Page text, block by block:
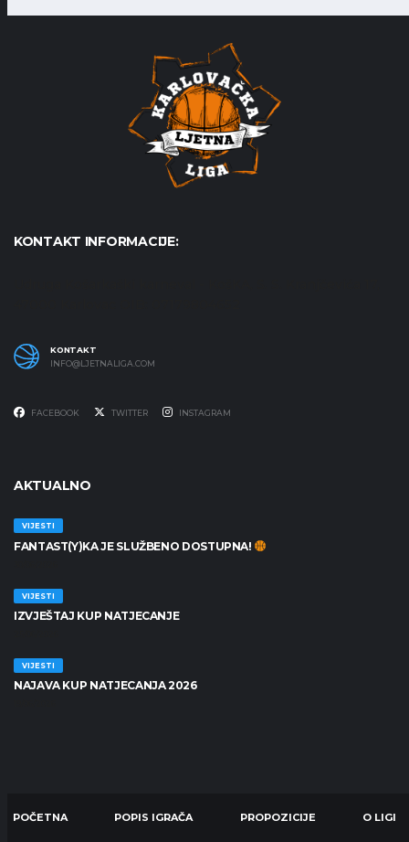
KONTAKT INFORMACIJE:
KONTAKT
INFO@LJETNALIGA.COM
FACEBOOK TWITTER INSTAGRAM
AKTUALNO
VIJESTI
FANTAST(Y)KA JE SLUŽBENO DOSTUPNA!
VIJESTI
IZVJEŠTAJ KUP NATJECANJE
VIJESTI
NAJAVA KUP NATJECANJA 2026
POČETNA POPIS IGRAČA PROPOZICIJE O LIGI